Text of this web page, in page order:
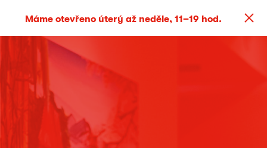
Máme otevřeno úterý až neděle, 11–19 hod.